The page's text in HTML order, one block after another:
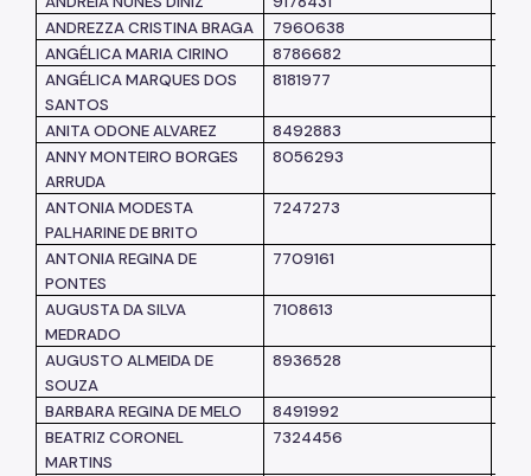
ANDREZZA CRISTINA BRAGA
7960638
ANGÉLICA MARIA CIRINO
8786682
ANGÉLICA MARQUES DOS
SANTOS
8181977
ANITA ODONE ALVAREZ 8492883
ANNY MONTEIRO BORGES
ARRUDA
8056293
ANTONIA MODESTA
PALHARINE DE BRITO
7247273
ANTONIA REGINA DE
PONTES
7709161
AUGUSTA DA SILVA
MEDRADO
7108613
AUGUSTO ALMEIDA DE
SOUZA
8936528
BARBARA REGINA DE MELO 8491992
BEATRIZ CORONEL
MARTINS
7324456